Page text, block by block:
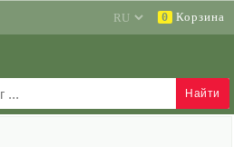
0 Корзина